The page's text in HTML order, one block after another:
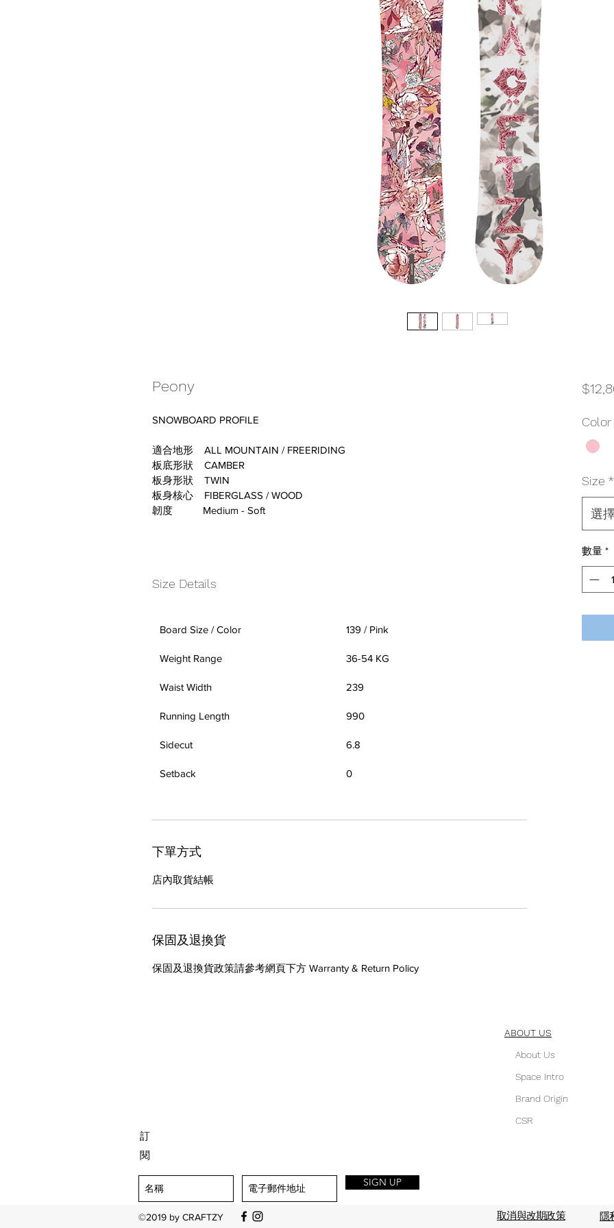
Peony
SNOWBOARD PROFILE
適合地形    ALL MOUNTAIN / FREERIDING
板底形狀    CAMBER
板身形狀    TWIN
板身核心    FIBERGLASS / WOOD
韌度           Medium - Soft
Size Details
Board Size / Color 139 / Pink
Weight Range 36-54 KG
Waist Width 239
Running Length 990
Sidecut 6.8
Setback 0
下單方式
店內取貨結帳
保固及退換貨
保固及退換貨政策請參考網頁下方 Warranty & Return Policy
Color
Size *
選
數量 *
訂
閱
SIGN UP
ABOUT US
About Us
Space Intro
Brand Origin
CSR
取消與改期政策 隱
©2019 by CRAFTZY